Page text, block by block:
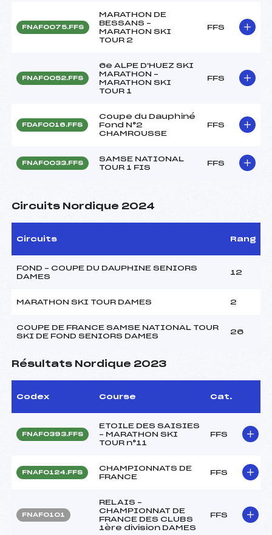
FNAF0075.FFS
MARATHON DE
BESSANS –
MARATHON SKI
TOUR 2
FFS
FNAF0052.FFS
6e ALPE D'HUEZ SKI
MARATHON –
MARATHON SKI
TOUR 1
FFS
FDAF0016.FFS
Coupe du Dauphiné
Fond N°2
CHAMROUSSE
FFS
FNAF0033.FFS
SAMSE NATIONAL
TOUR 1 FIS
FFS
Circuits Nordique 2024
Circuits Rang
FOND – COUPE DU DAUPHINE SENIORS
DAMES
12
MARATHON SKI TOUR DAMES 2
COUPE DE FRANCE SAMSE NATIONAL TOUR
SKI DE FOND SENIORS DAMES
26
Résultats Nordique 2023
Codex Course Cat.
FNAF0393.FFS
ETOILE DES SAISIES
– MARATHON SKI
TOUR n°11
FFS
FNAF0124.FFS
CHAMPIONNATS DE
FRANCE
FFS
FNAF0101
RELAIS –
CHAMPIONNAT DE
FRANCE DES CLUBS
1ère division DAMES
FFS